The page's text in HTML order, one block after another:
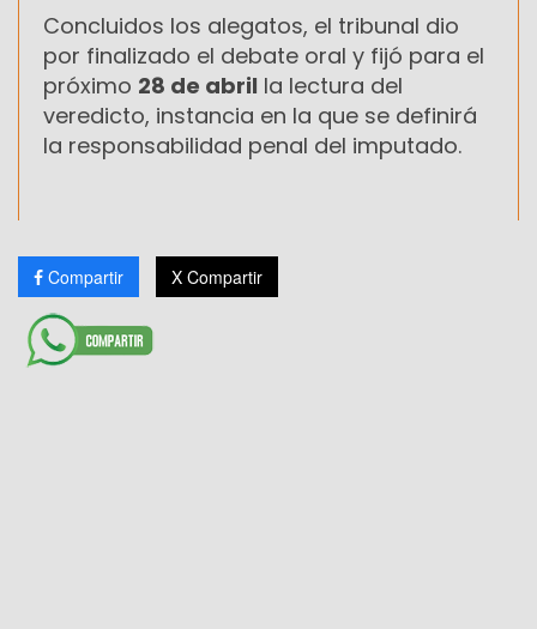
Concluidos los alegatos, el tribunal dio
por finalizado el debate oral y fijó para el
próximo 28 de abril la lectura del
veredicto, instancia en la que se definirá
la responsabilidad penal del imputado.
Compartir X Compartir